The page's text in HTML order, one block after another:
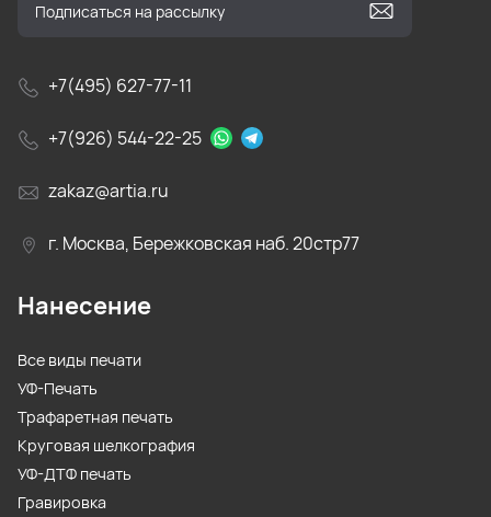
+7(495) 627-77-11
+7(926) 544-22-25
zakaz@artia.ru
г. Москва, Бережковская наб. 20стр77
Нанесение
Все виды печати
УФ-Печать
Трафаретная печать
Круговая шелкография
УФ-ДТФ печать
Гравировка